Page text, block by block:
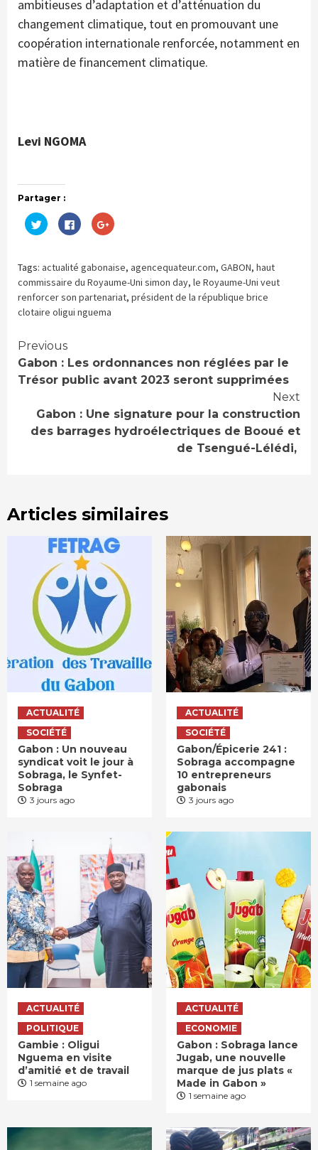
ambitieuses d’adaptation et d’atténuation du
changement climatique, tout en promouvant une
coopération internationale renforcée, notamment en
matière de financement climatique.
Levi NGOMA
Partager :
Cliquez
pour
partager
dans
une
nouvelle
fenêtre)
Cliquez
pour
partager
dans
une
nouvelle
fenêtre)
Cliquez
pour
(ouvre
dans
une
nouvelle
fenêtre)
Tags: actualité gabonaise, agencequateur.com, GABON, haut
commissaire du Royaume-Uni simon day, le Royaume-Uni veut
renforcer son partenariat, président de la république brice
clotaire oligui nguema
Continue
Reading
Previous
Gabon : Les ordonnances non réglées par le
Trésor public avant 2023 seront supprimées
Next
Gabon : Une signature pour la construction
des barrages hydroélectriques de Booué et
de Tsengué-Lélédi,
Articles similaires
ACTUALITÉ
SOCIÉTÉ
Gabon : Un nouveau
syndicat voit le jour à
Sobraga, le Synfet-
Sobraga
3 jours ago
ACTUALITÉ
SOCIÉTÉ
Gabon/Épicerie 241 :
Sobraga accompagne
10 entrepreneurs
gabonais
3 jours ago
ACTUALITÉ
POLITIQUE
Gambie : Oligui
Nguema en visite
d’amitié et de travail
1 semaine ago
ACTUALITÉ
ECONOMIE
Gabon : Sobraga lance
Jugab, une nouvelle
marque de jus plats «
Made in Gabon »
1 semaine ago